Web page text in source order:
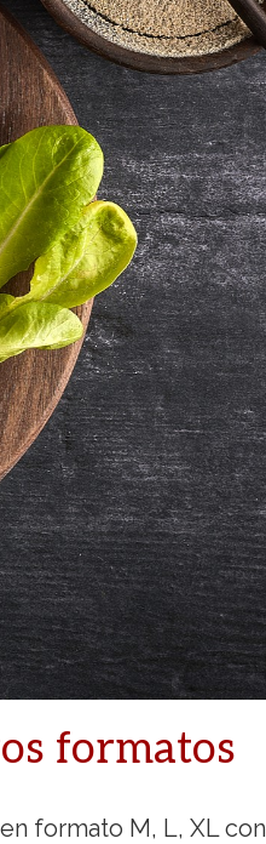
formatos
formato M, L, XL con